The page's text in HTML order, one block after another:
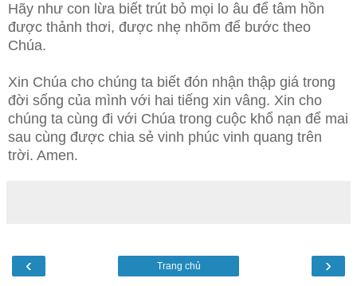
Hãy như con lừa biết trút bỏ mọi lo âu để tâm hồn
được thảnh thơi, được nhẹ nhõm để bước theo
Chúa.
Xin Chúa cho chúng ta biết đón nhận thập giá trong
đời sống của mình với hai tiếng xin vâng. Xin cho
chúng ta cùng đi với Chúa trong cuộc khổ nạn để mai
sau cùng được chia sẻ vinh phúc vinh quang trên
trời. Amen.
‹ ›
Trang chủ